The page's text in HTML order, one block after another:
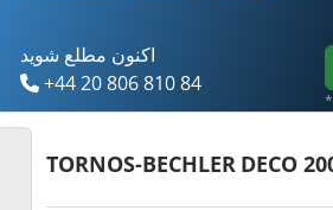
اکنون مطلع شوید
+44 20 806 810 84
TORNOS-BECHLER DECO